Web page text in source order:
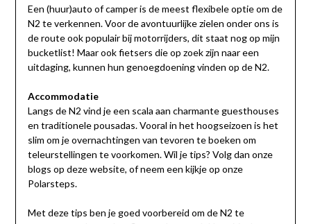
Een (huur)auto of camper is de meest flexibele optie om de
N2 te verkennen. Voor de avontuurlijke zielen onder ons is
de route ook populair bij motorrijders, dit staat nog op mijn
bucketlist! Maar ook fietsers die op zoek zijn naar een
uitdaging, kunnen hun genoegdoening vinden op de N2.
Accommodatie
Langs de N2 vind je een scala aan charmante guesthouses
en traditionele pousadas. Vooral in het hoogseizoen is het
slim om je overnachtingen van tevoren te boeken om
teleurstellingen te voorkomen. Wil je tips? Volg dan onze
blogs op deze website, of neem een kijkje op onze
Polarsteps.
Met deze tips ben je goed voorbereid om de N2 te